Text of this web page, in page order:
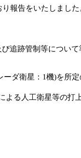
報告をいたしました
追跡管制等について
ダ衛星：1機)を所
る人工衛星等の打